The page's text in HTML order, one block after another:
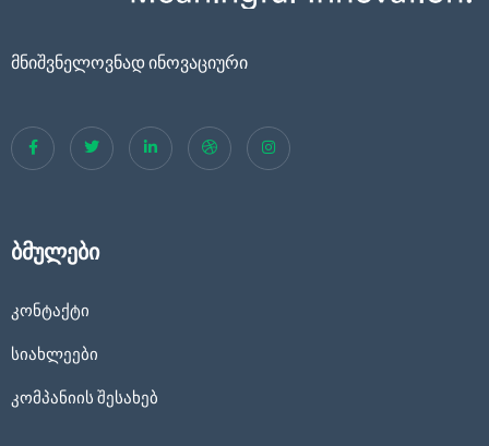
მნიშვნელოვნად ინოვაციური
ბმულები
კონტაქტი
სიახლეები
კომპანიის შესახებ